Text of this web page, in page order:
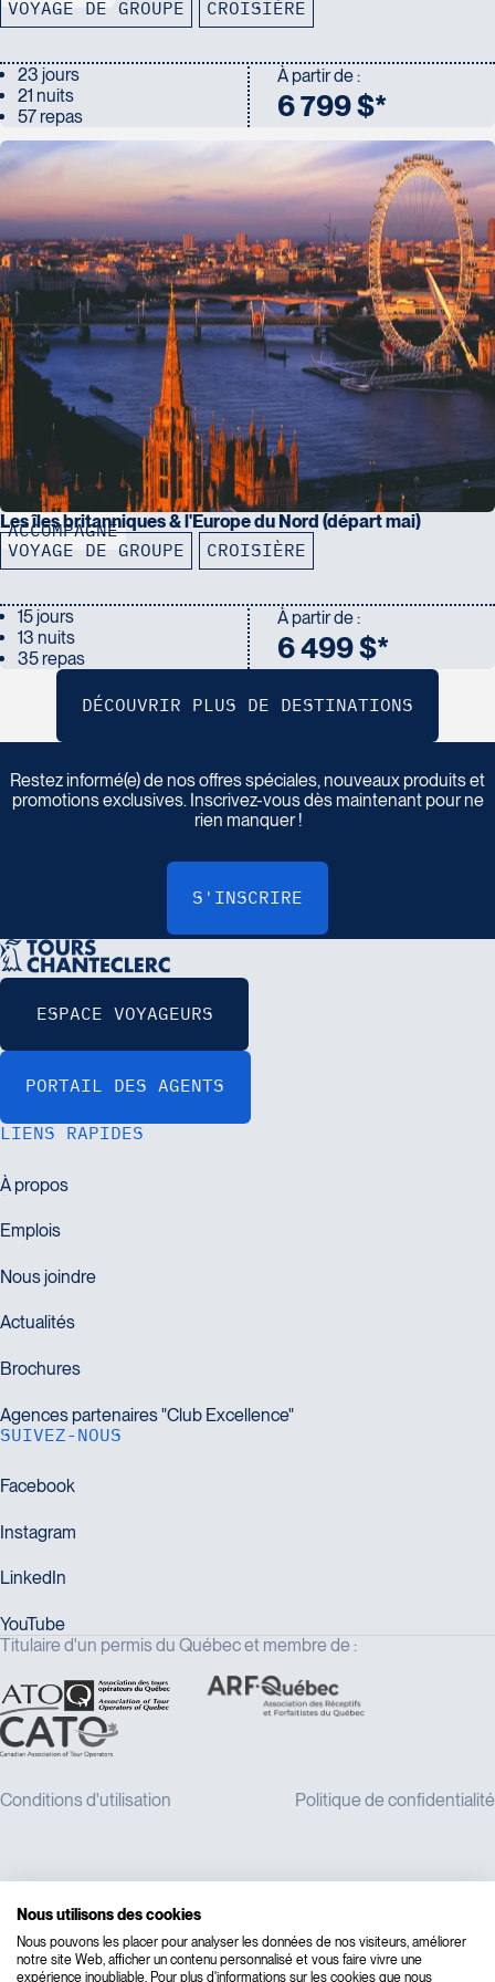
VOYAGE DE GROUPE CROISIÈRE
23 jours
21 nuits
57 repas
À partir de :
6 799 $*
ACCOMPAGNÉ
Les îles britanniques & l'Europe du Nord (départ mai)
VOYAGE DE GROUPE CROISIÈRE
15 jours
13 nuits
35 repas
À partir de :
6 499 $*
Insc ivez vous à n o tre inf lettre
Restez informé(e) de nos offres spéciales, nouveaux produits et
promotions exclusives. Inscrivez-vous dès maintenant pour ne
rien manquer !
LIENS RAPIDES
SUIVEZ-NOUS
Titulaire d'un permis du Québec et membre de :
Nous utilisons des cookies
Nous pouvons les placer pour analyser les données de nos visiteurs, améliorer
notre site Web, afficher un contenu personnalisé et vous faire vivre une
expérience inoubliable. Pour plus d'informations sur les cookies que nous